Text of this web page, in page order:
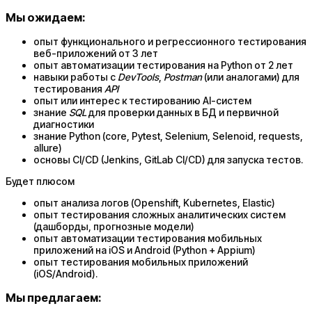
Мы ожидаем:
опыт функционального и регрессионного тестирования
веб-приложений от 3 лет
опыт автоматизации тестирования на Python от 2 лет
навыки работы с DevTools, Postman(или аналогами) для
тестирования API
опыт или интерес к тестированию AI-систем
знание SQLдля проверки данных в БД и первичной
диагностики
знание Python (core, Pytest, Selenium, Selenoid, requests,
allure)
основы CI/CD (Jenkins, GitLab CI/CD) для запуска тестов.
Будет плюсом
опыт анализа логов (Openshift, Kubernetes, Elastic)
опыт тестирования сложных аналитических систем
(дашборды, прогнозные модели)
опыт автоматизации тестирования мобильных
приложений на iOS и Android (Python + Appium)
опыт тестирования мобильных приложений
(iOS/Android).
Мы предлагаем: